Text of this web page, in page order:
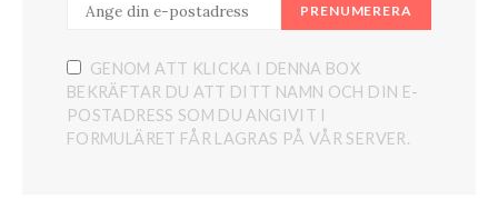
PRENUMERERA
GENOM ATT KLICKA I DENNA BOX
BEKRÄFTAR DU ATT DITT NAMN OCH DIN E-
POSTADRESS SOM DU ANGIVIT I
FORMULÄRET FÅR LAGRAS PÅ VÅR SERVER.